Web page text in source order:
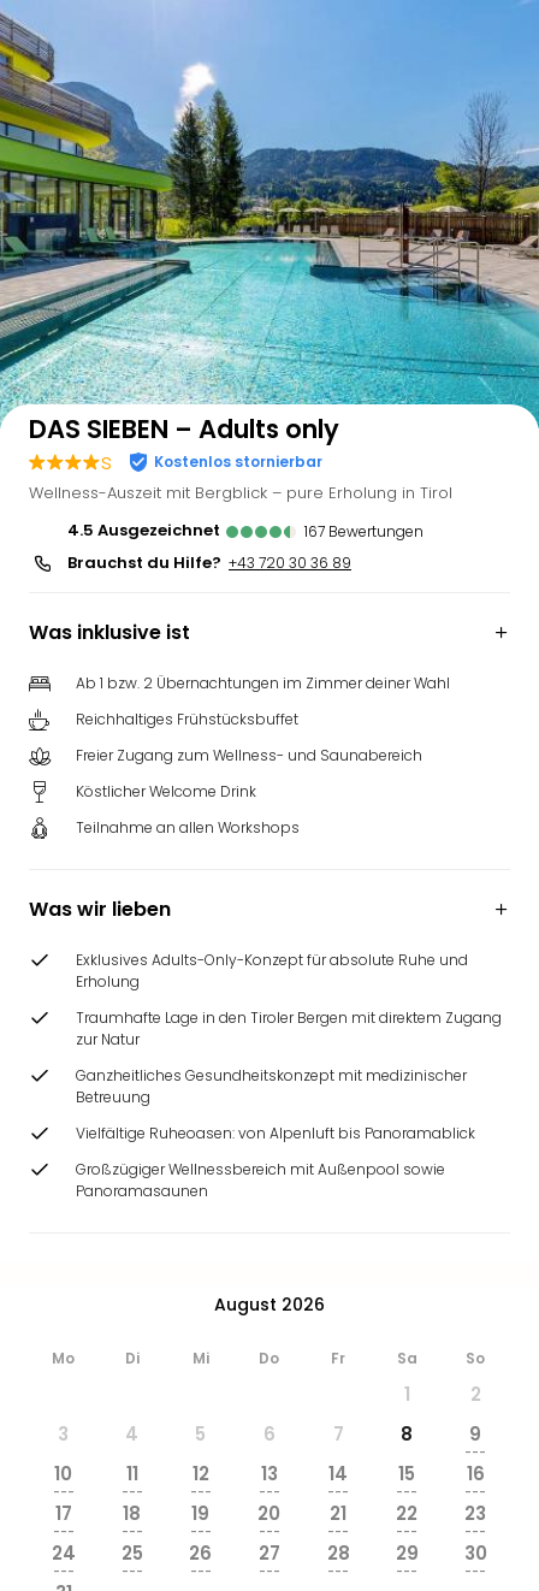
Auf der Karte anzeigen
DAS SIEBEN – Adults only
s Kostenlos stornierbar
Wellness-Auszeit mit Bergblick – pure Erholung in Tirol
4.5
ausgezeichnet 167 Bewertungen
Brauchst du Hilfe? +43 720 30 36 89
Was inklusive ist
Ab 1 bzw. 2 Übernachtungen im Zimmer deiner Wahl
Reichhaltiges Frühstücksbuffet
Freier Zugang zum Wellness- und Saunabereich
Köstlicher Welcome Drink
Teilnahme an allen Workshops
Was wir lieben
Exklusives Adults-Only-Konzept für absolute Ruhe und
Erholung
Traumhafte Lage in den Tiroler Bergen mit direktem Zugang
zur Natur
Ganzheitliches Gesundheitskonzept mit medizinischer
Betreuung
Vielfältige Ruheoasen: von Alpenluft bis Panoramablick
Großzügiger Wellnessbereich mit Außenpool sowie
Panoramasaunen
August 2026
Mo Di Mi Do Fr Sa So
1
2
3
4 5 6 7 8 9
---
10
---
11
---
12
---
13
---
14
---
15
---
16
---
17
---
18
---
19
---
20
---
21
---
22
---
23
---
24
---
25
---
26
---
27
---
28
---
29
---
30
---